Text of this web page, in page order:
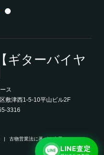
ギターバイヤ
ス
敷津西1-5-10平山ビル2F
3316
古物営業法に基づく表示
LINE査定